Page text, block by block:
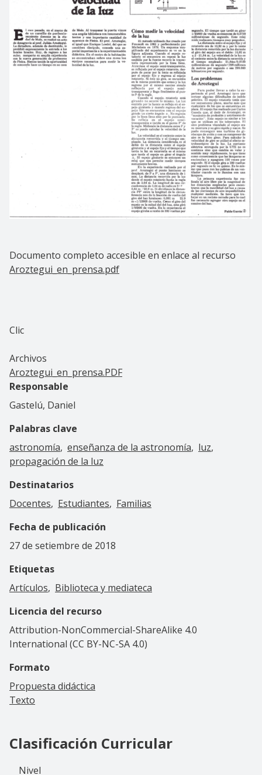
Documento completo accesible en enlace al recurso
Aroztegui_en_prensa.pdf
Clic
Archivos
Aroztegui_en_prensa.PDF
Responsable
Gastelú, Daniel
Palabras clave
astronomía enseñanza de la astronomía
luz
propagación de la luz
Destinatarios
Docentes
Estudiantes
Familias
Fecha de publicación
27 de setiembre de 2018
Etiquetas
Artículos
Biblioteca y mediateca
Licencia del recurso
Attribution-NonCommercial-ShareAlike 4.0
International (CC BY-NC-SA 4.0)
Formato
Propuesta didáctica
Texto
Clasificación Curricular
Nivel